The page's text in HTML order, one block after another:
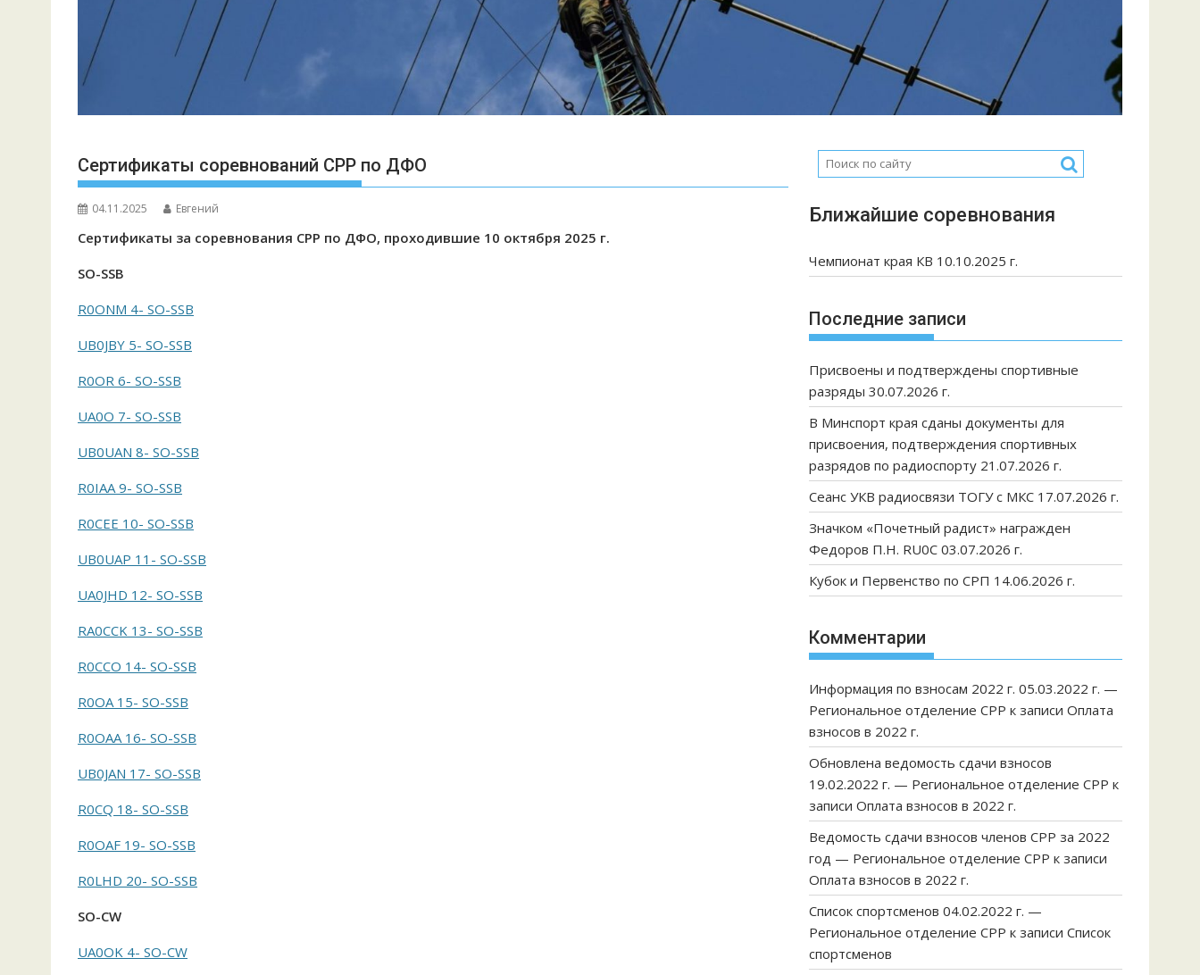
Сертификаты соревнований СРР по ДФО
04.11.2025 Евгений
Сертификаты за соревнования СРР по ДФО, проходившие 10 октября 2025 г.
SO-SSB
R0ONM 4- SO-SSB
UB0JBY 5- SO-SSB
R0OR 6- SO-SSB
UA0O 7- SO-SSB
UB0UAN 8- SO-SSB
R0IAA 9- SO-SSB
R0CEE 10- SO-SSB
UB0UAP 11- SO-SSB
UA0JHD 12- SO-SSB
RA0CCK 13- SO-SSB
R0CCO 14- SO-SSB
R0OA 15- SO-SSB
R0OAA 16- SO-SSB
UB0JAN 17- SO-SSB
R0CQ 18- SO-SSB
R0OAF 19- SO-SSB
R0LHD 20- SO-SSB
SO-CW
UA0OK 4- SO-CW
Ближайшие соревнования
Чемпионат края КВ 10.10.2025 г.
Последние записи
Присвоены и подтверждены спортивные
разряды 30.07.2026 г.
В Минспорт края сданы документы для
присвоения, подтверждения спортивных
разрядов по радиоспорту 21.07.2026 г.
Сеанс УКВ радиосвязи ТОГУ с МКС 17.07.2026 г.
Значком «Почетный радист» награжден
Федоров П.Н. RU0C 03.07.2026 г.
Кубок и Первенство по СРП 14.06.2026 г.
Комментарии
Информация по взносам 2022 г. 05.03.2022 г. —
Региональное отделение СРР к записи Оплата
взносов в 2022 г.
Обновлена ведомость сдачи взносов
19.02.2022 г. — Региональное отделение СРР к
записи Оплата взносов в 2022 г.
Ведомость сдачи взносов членов СРР за 2022
год — Региональное отделение СРР к записи
Оплата взносов в 2022 г.
Список спортсменов 04.02.2022 г. —
Региональное отделение СРР к записи Список
спортсменов